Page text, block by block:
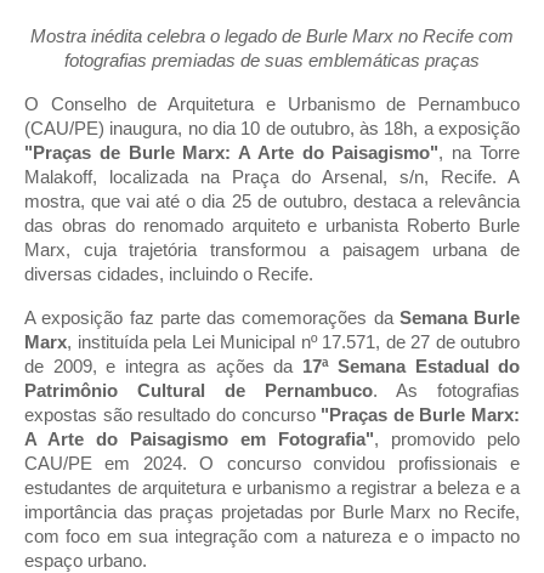
Mostra inédita celebra o legado de Burle Marx no Recife com
fotografias premiadas de suas emblemáticas praças
O Conselho de Arquitetura e Urbanismo de Pernambuco
(CAU/PE) inaugura, no dia 10 de outubro, às 18h, a exposição
"Praças de Burle Marx: A Arte do Paisagismo", na Torre
Malakoff, localizada na Praça do Arsenal, s/n, Recife. A
mostra, que vai até o dia 25 de outubro, destaca a relevância
das obras do renomado arquiteto e urbanista Roberto Burle
Marx, cuja trajetória transformou a paisagem urbana de
diversas cidades, incluindo o Recife.
A exposição faz parte das comemorações da Semana Burle
Marx, instituída pela Lei Municipal nº 17.571, de 27 de outubro
de 2009, e integra as ações da 17ª Semana Estadual do
Patrimônio Cultural de Pernambuco. As fotografias
expostas são resultado do concurso "Praças de Burle Marx:
A Arte do Paisagismo em Fotografia", promovido pelo
CAU/PE em 2024. O concurso convidou profissionais e
estudantes de arquitetura e urbanismo a registrar a beleza e a
importância das praças projetadas por Burle Marx no Recife,
com foco em sua integração com a natureza e o impacto no
espaço urbano.